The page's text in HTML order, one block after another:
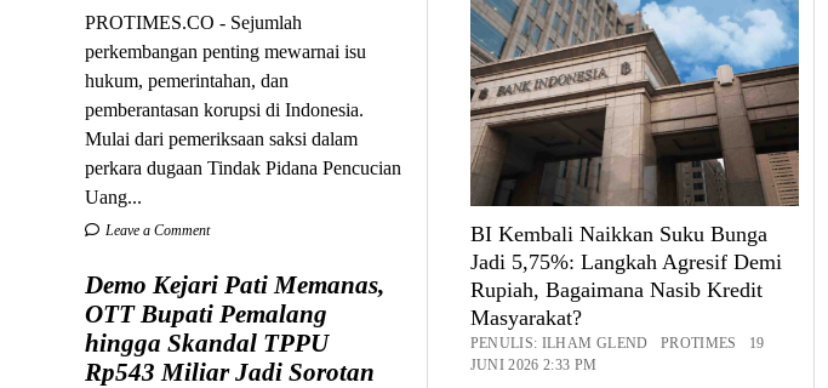
PROTIMES.CO - Sejumlah
perkembangan penting mewarnai isu
hukum, pemerintahan, dan
pemberantasan korupsi di Indonesia.
Mulai dari pemeriksaan saksi dalam
perkara dugaan Tindak Pidana Pencucian
Uang...
Leave a Comment
Demo Kejari Pati Memanas,
OTT Bupati Pemalang
hingga Skandal TPPU
Rp543 Miliar Jadi Sorotan
BI Kembali Naikkan Suku Bunga
Jadi 5,75%: Langkah Agresif Demi
Rupiah, Bagaimana Nasib Kredit
Masyarakat?
PENULIS: ILHAM GLEND PROTIMES 19
JUNI 2026 2:33 PM